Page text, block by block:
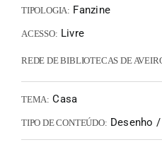
TIPOLOGIA: Fanzine
ACESSO: Livre
REDE DE BIBLIOTECAS DE
TEMA: Casa
TIPO DE CONTEÚDO: Desenho